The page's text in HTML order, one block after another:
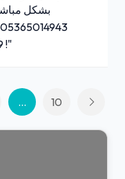
بشكل
00905345251509 . شكراً لثقتك بنا !"
... 10